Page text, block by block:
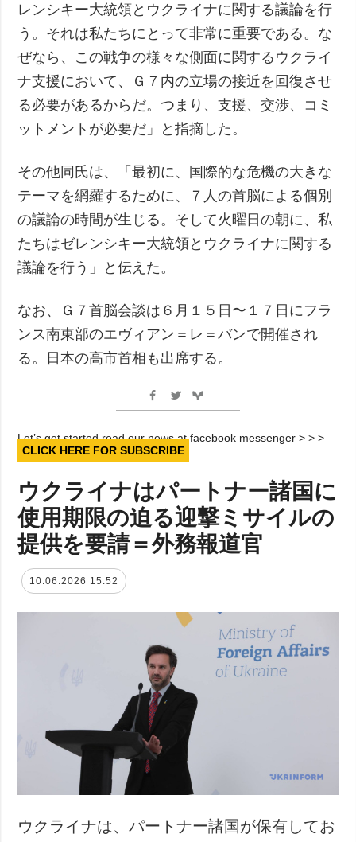
レンシキー大統領とウクライナに関する議論を行
う。それは私たちにとって非常に重要である。な
ぜなら、この戦争の様々な側面に関するウクライ
ナ支援において、Ｇ７内の立場の接近を回復させ
る必要があるからだ。つまり、支援、交渉、コミ
ットメントが必要だ」と指摘した。
その他同氏は、「最初に、国際的な危機の大きな
テーマを網羅するために、７人の首脳による個別
の議論の時間が生じる。そして火曜日の朝に、私
たちはゼレンシキー大統領とウクライナに関する
議論を行う」と伝えた。
なお、Ｇ７首脳会談は６月１５日〜１７日にフラ
ンス南東部のエヴィアン＝レ＝バンで開催され
る。日本の高市首相も出席する。
Let’s get started read our news at facebook messenger > > >
CLICK HERE FOR SUBSCRIBE
ウクライナはパートナー諸国に
使用期限の迫る迎撃ミサイルの
提供を要請＝外務報道官
10.06.2026 15:52
ウクライナは、パートナー諸国が保有してお